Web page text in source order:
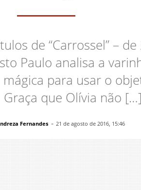
de “Carrossel” –
Paulo analisa a
para usar o
que Olívia não […]
Fernandes - 21 de agosto de 2016, 15:46